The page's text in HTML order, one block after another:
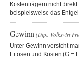
Kostenträgern nicht
beispielsweise das
Gewinn (Dipl. Volkswirt
Unter Gewinn versteht
Erlösen und Kosten (G =